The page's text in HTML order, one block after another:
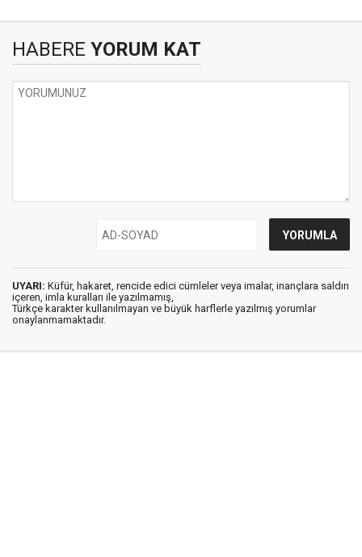
HABERE YORUM KAT
UYARI: Küfür, hakaret, rencide edici cümleler veya imalar, inançlara saldırı
içeren, imla kuralları ile yazılmamış,
Türkçe karakter kullanılmayan ve büyük harflerle yazılmış yorumlar
onaylanmamaktadır.